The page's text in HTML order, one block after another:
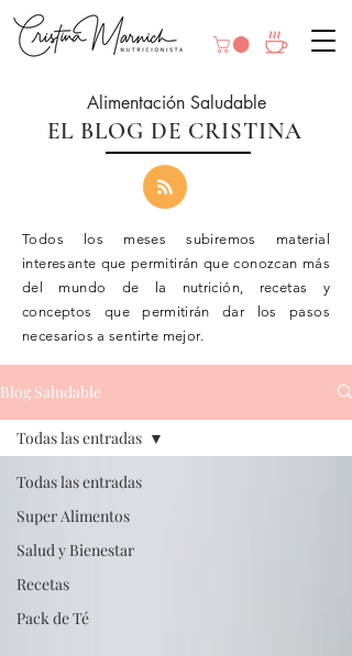
Alimentación Saludable
EL BLOG DE CRISTINA
Todos los meses subiremos material
interesante que permitirán que conozcan más
del mundo de la nutrición, recetas y
conceptos quepermitirán dar los pasos
necesarios a sentirte mejor.
Blog Saludable
Todas las entradas
Super Alimentos
Salud y Bienestar
Recetas
Pack de Té
Todas las entradas